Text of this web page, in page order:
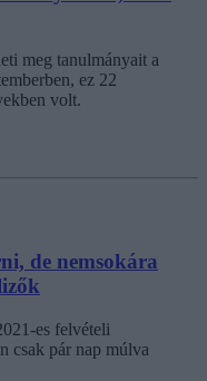
meg tanulmányait a
ez 22
volt.
de nemsokára
es felvételi
csak pár nap múlva